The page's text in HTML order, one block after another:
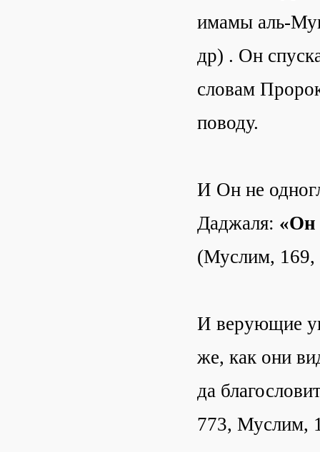
имамы аль-
др) . Он
словам
поводу.
И Он не
Даджаля: «Он
(Муслим, 169,
И верующие
же, как они
да
773, Муслим,